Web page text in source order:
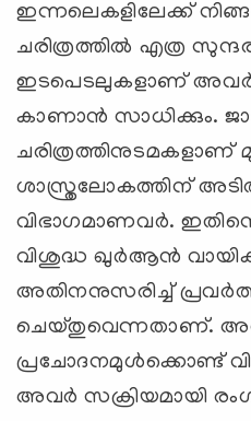
ഇന്നലെകളിലേക്ക്
ചരിത്രത്തില്‍ എത്ര
ഇടപെടലുകളാണ് അവര്‍
കാണാന്‍ സാധിക്കും.
ചരിത്രത്തിനുടമകളാണ്
ശാസ്ത്രലോകത്തിന്
വിഭാഗമാണവര്‍.
വിശുദ്ധ ഖുര്‍ആന്‍
അതിനനുസരിച്ച്
ചെയ്തുവെന്നതാണ്.
പ്രചോദനമുള്‍ക്കൊണ്ട്
അവര്‍ സക്രിയമായി